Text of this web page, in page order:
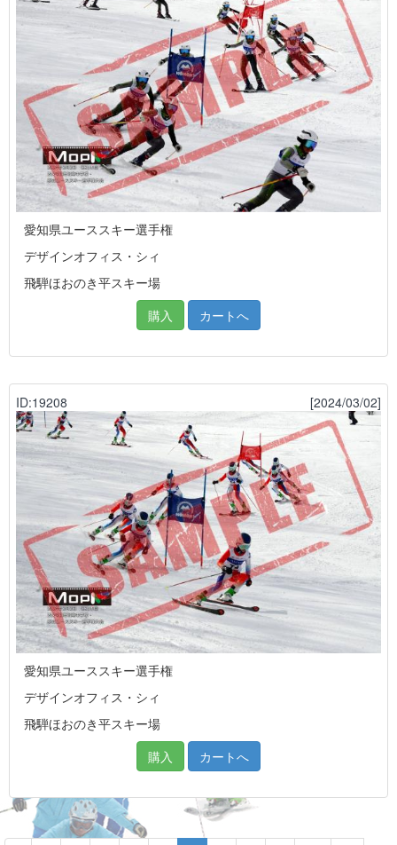
愛知県ユーススキー選手権
デザインオフィス・シィ
飛騨ほおのき平スキー場
購入
カートへ
ID:19208 [2024/03/02]
愛知県ユーススキー選手権
デザインオフィス・シィ
飛騨ほおのき平スキー場
購入
カートへ